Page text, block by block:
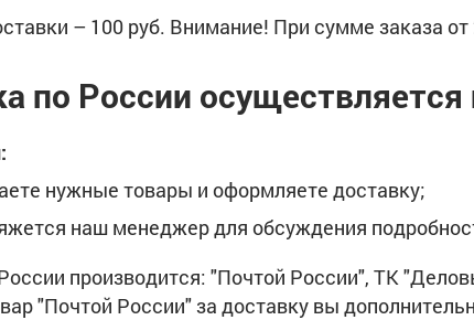
– 100 руб. Внимание! При сумме заказа от
по России осуществляется
нужные товары и оформляете доставку;
наш менеджер для обсуждения
производится: "Почтой России", ТК
"Почтой России" за доставку вы